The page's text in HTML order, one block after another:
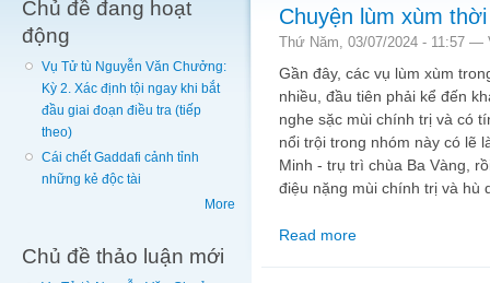
Chủ đề đang hoạt
động
Vụ Tử tù Nguyễn Văn Chưởng:
Kỳ 2. Xác định tội ngay khi bắt
đầu giai đoạn điều tra (tiếp
theo)
Cái chết Gaddafi cảnh tỉnh
những kẻ độc tài
More
Chủ đề thảo luận mới
Chuyện lùm xùm
Thứ Năm, 03/07/2024 - 11:57 —
Gần đây, các vụ lùm xùm
nhiều, đầu tiên phải kể đến
nghe sặc mùi chính trị và có
nổi trội trong nhóm này có lẽ
Minh - trụ trì chùa Ba Vàng,
điệu nặng mùi chính trị và hù
Read more